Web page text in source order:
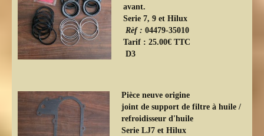
avant.
Serie 7, 9 et Hilux
Rèf : 04479-35010
Tarif : 25.00€ TTC
D3
Pièce neuve origine
joint de support de filtre à huile /
refroidisseur d'huile
Serie LJ7 et Hilux